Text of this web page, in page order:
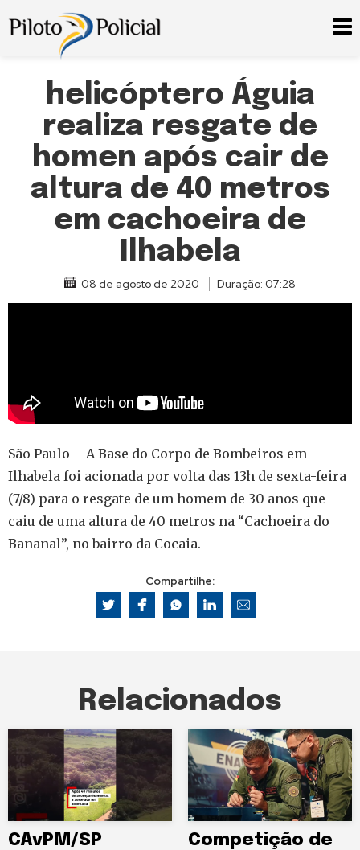
helicóptero Águia
realiza resgate de
homen após cair de
altura de 40 metros
em cachoeira de
Ilhabela
08 de agosto de 2020 Duração: 07:28
São Paulo – A Base do Corpo de Bombeiros em
Ilhabela foi acionada por volta das 13h de sexta-feira
(7/8) para o resgate de um homem de 30 anos que
caiu de uma altura de 40 metros na “Cachoeira do
Bananal”, no bairro da Cocaia.
Compartilhe:
Relacionados
CAvPM/SP
Competição de